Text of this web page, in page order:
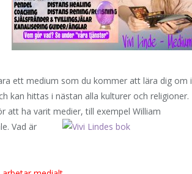
ett medium som du kommer att lära dig om i
kan hittas i nästan alla kulturer och religioner.
att ha varit medier, till exempel William
Vad är